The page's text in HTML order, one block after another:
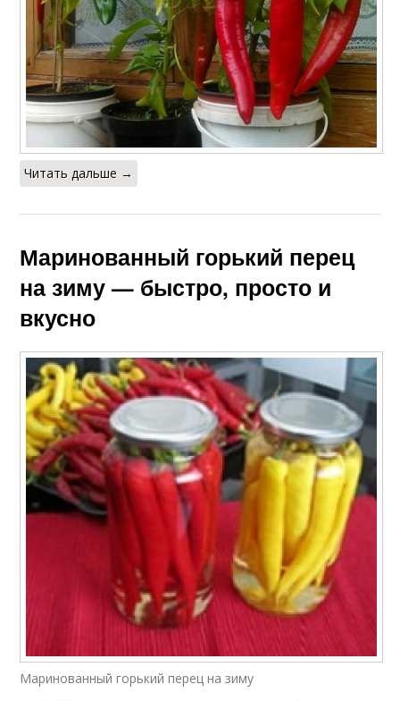
Читать дальше →
Маринованный горький перец
на зиму — быстро, просто и
вкусно
Маринованный горький перец на зиму